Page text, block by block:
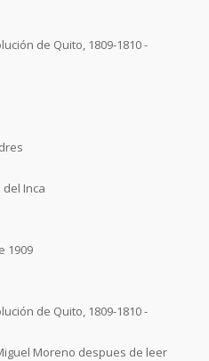
de Quito, 1809-1810 -
Inca
1909
de Quito, 1809-1810 -
Moreno despues de leer